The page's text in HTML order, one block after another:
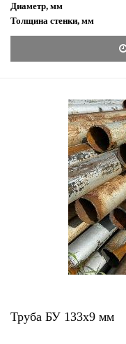
Диаметр, мм
Толщина стенки, мм
Труба БУ 133x9 мм